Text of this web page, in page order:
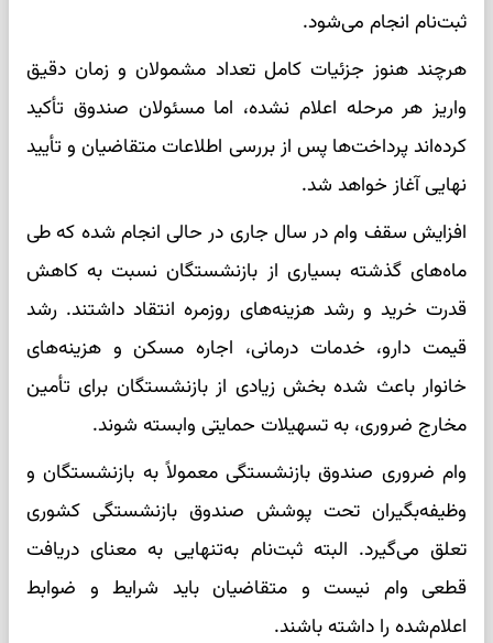
ثبت‌نام انجام می‌شود.
هرچند هنوز جزئیات کامل تعداد مشمولان و زمان دقیق
واریز هر مرحله اعلام نشده، اما مسئولان صندوق تأکید
کرده‌اند پرداخت‌ها پس از بررسی اطلاعات متقاضیان و تأیید
نهایی آغاز خواهد شد.
افزایش سقف وام در سال جاری در حالی انجام شده که طی
ماه‌های گذشته بسیاری از بازنشستگان نسبت به کاهش
قدرت خرید و رشد هزینه‌های روزمره انتقاد داشتند. رشد
قیمت دارو، خدمات درمانی، اجاره مسکن و هزینه‌های
خانوار باعث شده بخش زیادی از بازنشستگان برای تأمین
مخارج ضروری، به تسهیلات حمایتی وابسته شوند.
وام ضروری صندوق بازنشستگی معمولاً به بازنشستگان و
وظیفه‌بگیران تحت پوشش صندوق بازنشستگی کشوری
تعلق می‌گیرد. البته ثبت‌نام به‌تنهایی به معنای دریافت
قطعی وام نیست و متقاضیان باید شرایط و ضوابط
اعلام‌شده را داشته باشند.